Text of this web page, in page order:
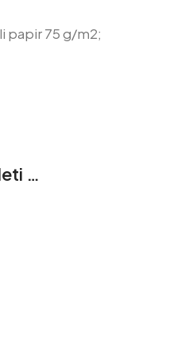
papir 75 g/m2;
…